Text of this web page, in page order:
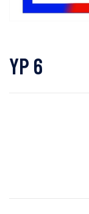
YP 6